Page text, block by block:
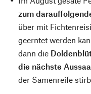
zum
über mit
geerntet werden
dann die
die nächste
der Samenreife